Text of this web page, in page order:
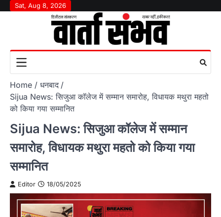
SkipSat, Aug 8, 2026
Home
धनबाद
Sijua News: सिजुआ कॉलेज में सम्मान समारोह, विधायक मथुरा महतो
को किया गया सम्मानित
Sijua News: सिजुआ कॉलेज में सम्मान
समारोह, विधायक मथुरा महतो को किया गया
सम्मानित
Editor 18/05/2025